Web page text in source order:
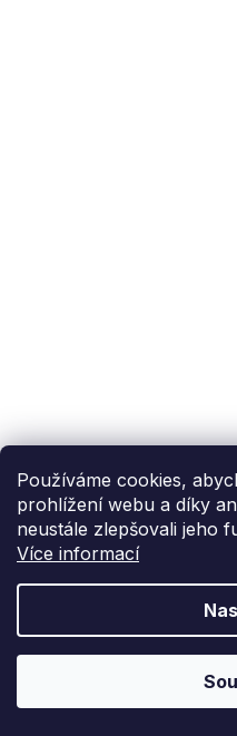
Používáme cookies,
prohlížení webu a díky
neustále zlepšovali jeho
Více informací